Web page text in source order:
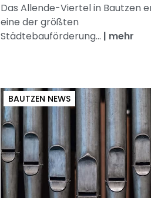
Das Allende-Viertel in Bautzen
eine der größten
Städtebauförderung... | mehr
BAUTZEN NEWS